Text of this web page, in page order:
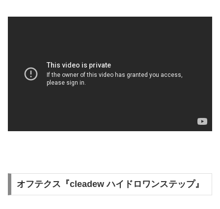
オフテクス『cleadew ハイドロワンステップ』